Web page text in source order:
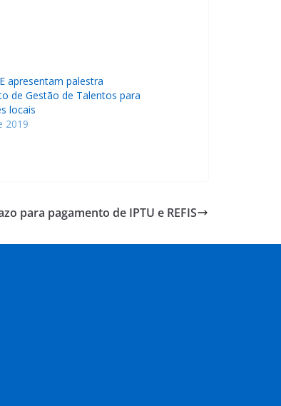
apresentam palestra
de Gestão de Talentos para
locais
2019
para pagamento de IPTU e REFIS